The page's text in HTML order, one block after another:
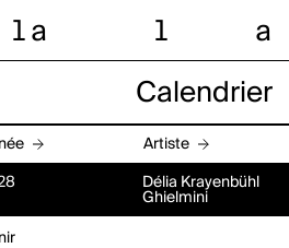
l a l a
Calendrier
Artiste
Délia Krayenbühl
Ghielmini